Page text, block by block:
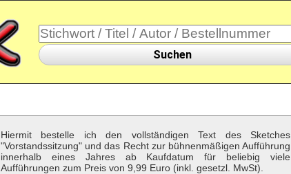
Suchen
Hiermit bestelle ich den vollständigen Text des Sketches
"Vorstandssitzung" und das Recht zur bühnenmäßigen Aufführung
innerhalb eines Jahres ab Kaufdatum für beliebig viele
Aufführungen zum Preis von 9,99 Euro (inkl. gesetzl. MwSt).